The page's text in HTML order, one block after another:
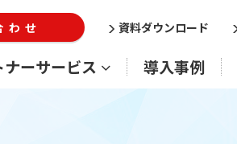
わせ 資料ダウンロード
ナーサービス 導入事例